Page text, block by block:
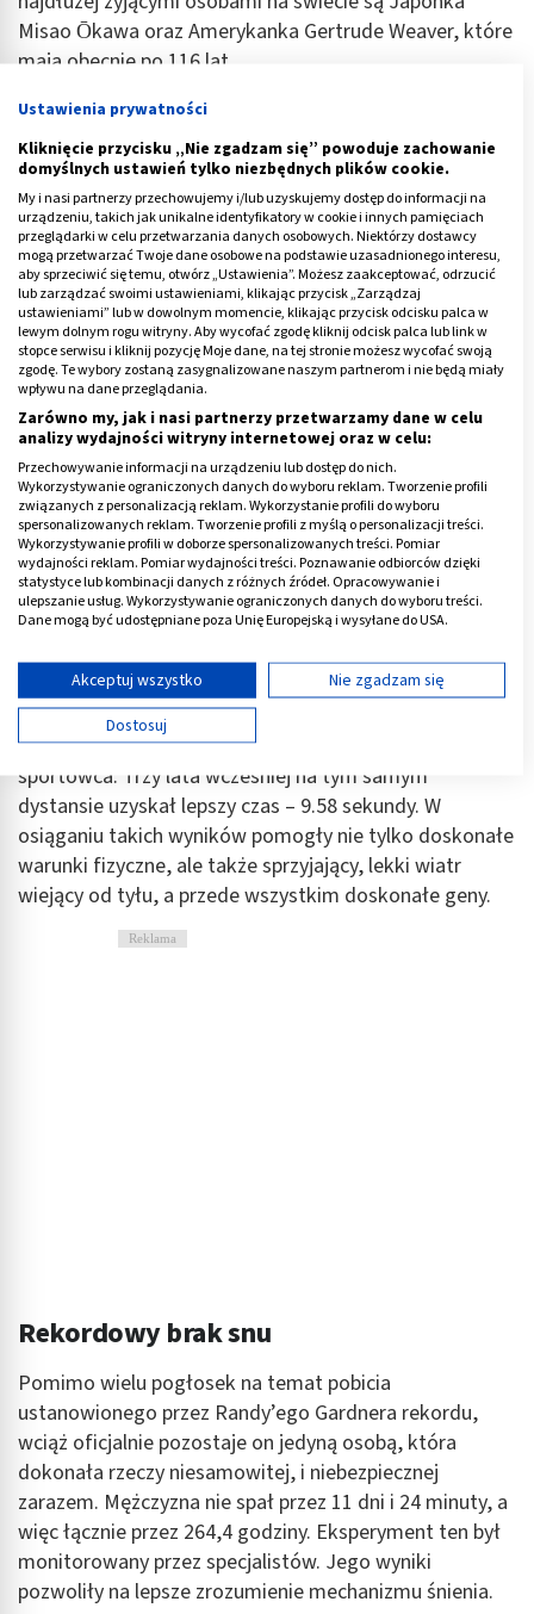
Misao Ōkawa oraz Amerykanka Gertrude Weaver, które
mają obecnie po 116 lat.
Reklama
Rekord w biegu na 100 metrów
Prym w biciu rekordów ludzkiego organizmu wiodą
zwłaszcza sportowcy. Jednym z ważniejszych rekordów
było osiągnięcie czasu 9.69 sekundy na dystansie 100 m
Olimpijskich w Pekinie w 2008 roku. Tym samym
uznano go za najszybszego człowieka na świecie.
Oficjalny rekord nie jest jednak szczytem możliwości
sportowca. Trzy lata wcześniej na tym samym
dystansie uzyskał lepszy czas – 9.58 sekundy. W
osiąganiu takich wyników pomogły nie tylko doskonałe
warunki fizyczne, ale także sprzyjający, lekki wiatr
wiejący od tyłu, a przede wszystkim doskonałe geny.
Reklama
Rekordowy brak snu
Pomimo wielu pogłosek na temat pobicia
ustanowionego przez Randy’ego Gardnera rekordu,
wciąż oficjalnie pozostaje on jedyną osobą, która
dokonała rzeczy niesamowitej, i niebezpiecznej
zarazem. Mężczyzna nie spał przez 11 dni i 24 minuty, a
więc łącznie przez 264,4 godziny. Eksperyment ten był
monitorowany przez specjalistów. Jego wyniki
pozwoliły na lepsze zrozumienie mechanizmu śnienia.
Ustawienia prywatności
Kliknięcie przycisku „Nie zgadzam się” powoduje zachowanie
domyślnych ustawień tylko niezbędnych plików cookie.
My i nasi partnerzy przechowujemy i/lub uzyskujemy dostęp do informacji na
urządzeniu, takich jak unikalne identyfikatory w cookie i innych pamięciach
przeglądarki w celu przetwarzania danych osobowych. Niektórzy dostawcy
mogą przetwarzać Twoje dane osobowe na podstawie uzasadnionego interesu,
aby sprzeciwić się temu, otwórz „Ustawienia”. Możesz zaakceptować, odrzucić
lub zarządzać swoimi ustawieniami, klikając przycisk „Zarządzaj
ustawieniami” lub w dowolnym momencie, klikając przycisk odcisku palca w
lewym dolnym rogu witryny. Aby wycofać zgodę kliknij odcisk palca lub link w
stopce serwisu i kliknij pozycję Moje dane, na tej stronie możesz wycofać swoją
zgodę. Te wybory zostaną zasygnalizowane naszym partnerom i nie będą miały
wpływu na dane przeglądania.
Zarówno my, jak i nasi partnerzy przetwarzamy dane w celu
analizy wydajności witryny internetowej oraz w celu:
Przechowywanie informacji na urządzeniu lub dostęp do nich.
Wykorzystywanie ograniczonych danych do wyboru reklam. Tworzenie profili
związanych z personalizacją reklam. Wykorzystanie profili do wyboru
spersonalizowanych reklam. Tworzenie profili z myślą o personalizacji treści.
Wykorzystywanie profili w doborze spersonalizowanych treści. Pomiar
wydajności reklam. Pomiar wydajności treści. Poznawanie odbiorców dzięki
statystyce lub kombinacji danych z różnych źródeł. Opracowywanie i
ulepszanie usług. Wykorzystywanie ograniczonych danych do wyboru treści.
Dane mogą być udostępniane poza Unię Europejską i wysyłane do USA.
Wyświetl listę partnerów (11 dostawców IAB)
Używamy Twoich danych w następujących celach:
Cele przetwarzania IAB:
Przechowywanie informacji na urządzeniu lub
dostęp do nich
Wykorzystywanie ograniczonych danych do
wyboru reklam
Tworzenie profili w celu spersonalizowanych
Rozwój i ulepszanie usług
Wykorzystywanie ograniczonych danych do
wyboru treści
Funkcje specjalne IAB:
Użycie dokładnych danych geolokalizacyjnych
Identyfikowanie urządzeń na podstawie
aktywnie żądanych informacji
Cele przetwarzania inne niż IAB:
Akceptuj wszystko
Nie zgadzam się
Dostosuj